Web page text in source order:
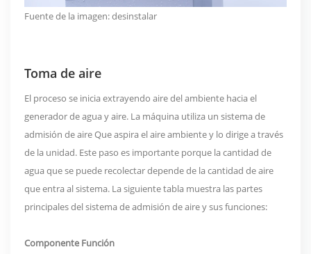
Fuente de la imagen:desinstalar
Toma de aire
El proceso se inicia extrayendo aire del ambiente hacia el
generador de agua y aire. La máquina utiliza un sistema de
admisión de aireQue aspira el aire ambiente y lo dirige a través
de la unidad. Este paso es importante porque la cantidad de
agua que se puede recolectar depende de la cantidad de aire
que entra al sistema. La siguiente tabla muestra las partes
principales del sistema de admisión de aire y sus funciones:
Componente Función